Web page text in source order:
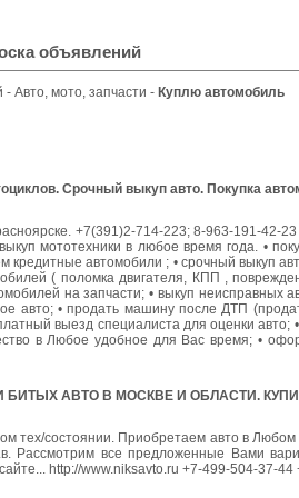
объявлений
- Авто, мото, запчасти - Куплю автомобиль
Срочный выкуп авто. Покупка
+7(391)2-714-223; 8-963-191-42-
мототехники в любое время года. •
кредитные автомобили ; • срочный выкуп
( поломка двигателя, КПП ,
на запчасти; • выкуп
авто; • продать машину после ДТП
выезд специалиста для оценки
в Любое удобное для Вас время; •
АВТО В МОСКВЕ И ОБЛАСТИ.
тех/состоянии. Приобретаем авто в
Рассмотрим все предложенные Вами
http://www.niksavto.ru +7-499-504-37-44